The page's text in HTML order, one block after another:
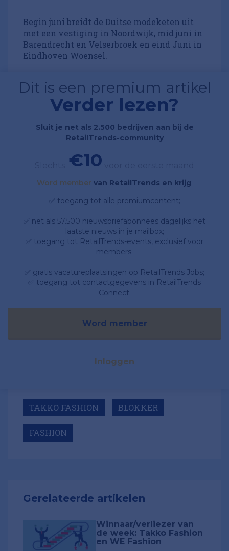
Begin juni breidt de Duitse modeketen uit
met een vestiging in Noordwijk, mid juni in
Barendrecht en Velserbroek en eind Juni in
Eindhoven Woensel.
Dit is een premium artikel
Verder lezen?
Sluit je net als 2.500 bedrijven aan bij de
RetailTrends-community
€10
Word member van RetailTrends en krijg;
✅ toegang tot alle premiumcontent;
✅ net als 57.500 nieuwsbriefabonnees dagelijks het
laatste nieuws in je mailbox;
✅ toegang tot RetailTrends-events, exclusief voor
members.
✅ gratis vacatureplaatsingen op RetailTrends Jobs;
✅ toegang tot contactgegevens in RetailTrends
Connect.
Word member
Inloggen
TAKKO FASHION BLOKKER
FASHION
Gerelateerde artikelen
Winnaar/verliezer van
de week: Takko Fashion
en WE Fashion